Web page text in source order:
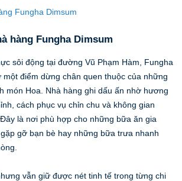
Fungha Dimsum
hàng Fungha Dimsum
sôi động tại đường Vũ Phạm Hàm, Fungha
một điểm dừng chân quen thuộc của những
món Hoa. Nhà hàng ghi dấu ấn nhờ hương
cách phục vụ chỉn chu và không gian
là nơi phù hợp cho những bữa ăn gia
gỡ bạn bè hay những bữa trưa nhanh
vẫn giữ được nét tinh tế trong từng chi